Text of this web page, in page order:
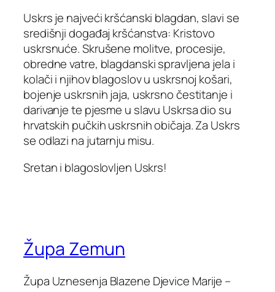
Uskrs je najveći kršćanski blagdan, slavi se
središnji događaj kršćanstva: Kristovo
uskrsnuće. Skrušene molitve, procesije,
obredne vatre, blagdanski spravljena jela i
kolači i njihov blagoslov u uskrsnoj košari,
bojenje uskrsnih jaja, uskrsno čestitanje i
darivanje te pjesme u slavu Uskrsa dio su
hrvatskih pučkih uskrsnih običaja. Za Uskrs
se odlazi na jutarnju misu.
Sretan i blagoslovljen Uskrs!
Župa Zemun
Župa Uznesenja Blazene Djevice Marije –